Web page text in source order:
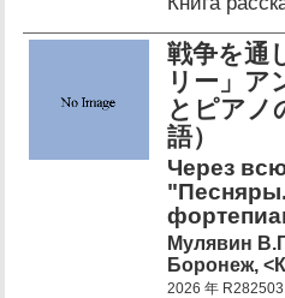
戦争を通
リー」
とピア
語）
Через
Мулявин
Боронеж,
2026 年 R282503